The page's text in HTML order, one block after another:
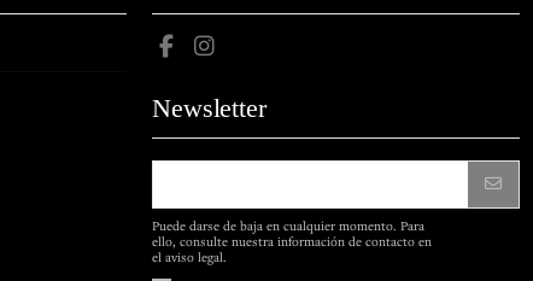
Newsletter
Puede darse de baja en cualquier momento. Para
ello, consulte nuestra información de contacto en
el aviso legal.